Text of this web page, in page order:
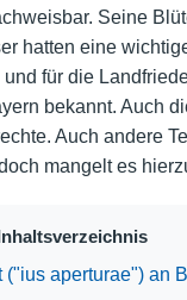
Seine
hatten eine
für die
bekannt. Auch
Auch andere
mangelt es
("ius aperturae") an